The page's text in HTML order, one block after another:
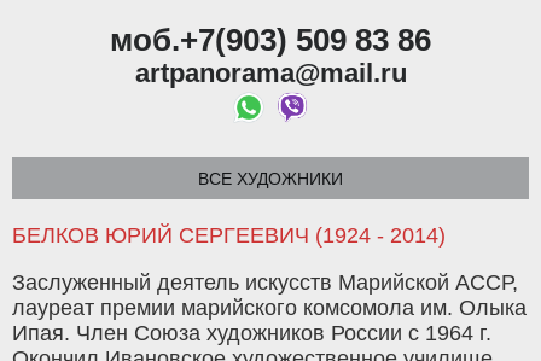
моб.+7(903) 509 83 86
artpanorama@mail.ru
ВСЕ ХУДОЖНИКИ
БЕЛКОВ ЮРИЙ СЕРГЕЕВИЧ (1924 - 2014)
Заслуженный деятель искусств Марийской АССР,
лауреат премии марийского комсомола им. Олыка
Ипая. Член Союза художников России с 1964 г.